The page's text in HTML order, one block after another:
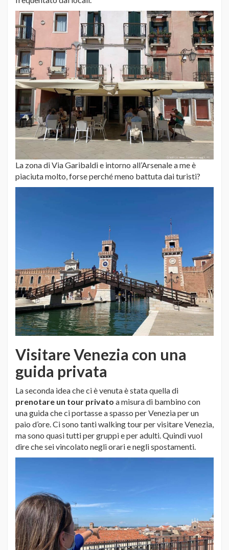
La zona di Via Garibaldi e intorno all’Arsenale a me è
piaciuta molto, forse perché meno battuta dai turisti?
Visitare Venezia con una
guida privata
La seconda idea che ci è venuta è stata quella di
prenotare un tour privato a misura di bambino con
una guida che ci portasse a spasso per Venezia per un
paio d’ore. Ci sono tanti walking tour per visitare Venezia,
ma sono quasi tutti per gruppi e per adulti. Quindi vuol
dire che sei vincolato negli orari e negli spostamenti.